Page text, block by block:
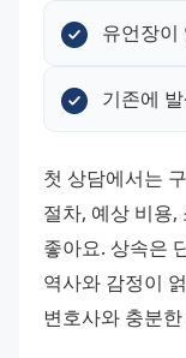
유언장이
기존에
첫 상담에서는
절차, 예상 비용,
좋아요. 상속은
역사와 감정이
변호사와 충분